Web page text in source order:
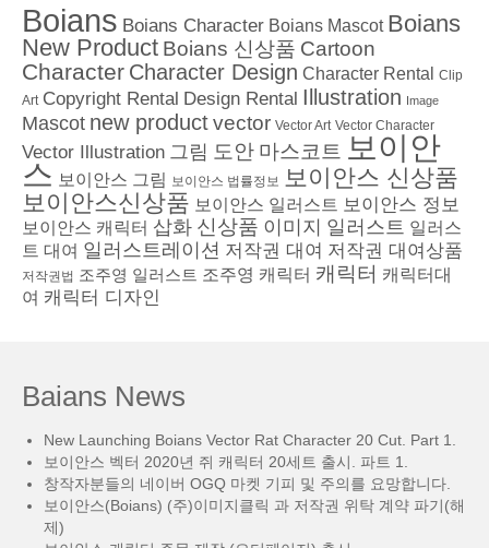
Boians Boians Character Boians Mascot Boians
New Product Boians 신상품 Cartoon
Character Character Design Character Rental
Clip
Art Copyright Rental Design Rental Illustration Image
Mascot new productvector Vector Art Vector Character
Vector Illustration 그림 도안 마스코트 보이안
스 보이안스 그림 보이안스 법률정보 보이안스 신상품
보이안스신상품 보이안스 일러스트 보이안스 정보
보이안스 캐릭터 삽화 신상품 이미지 일러스트 일러스
트 대여 일러스트레이션 저작권 대여 저작권 대여상품
저작권법 조주영 일러스트 조주영 캐릭터 캐릭터 캐릭터대
여 캐릭터 디자인
Baians News
New Launching Boians Vector Rat Character 20 Cut. Part 1.
보이안스 벡터 2020년 쥐 캐릭터 20세트 출시. 파트 1.
창작자분들의 네이버 OGQ 마켓 기피 및 주의를 요망합니다.
보이안스(Boians) (주)이미지클릭 과 저작권 위탁 계약 파기(해
제)